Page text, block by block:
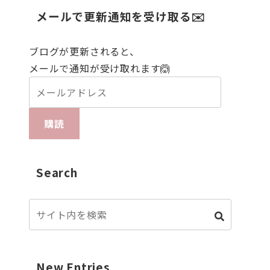
メールで更新通知を受け取る✉️
ブログが更新されると、
メールで通知が受け取れます🙆
購読
Search
New Entries